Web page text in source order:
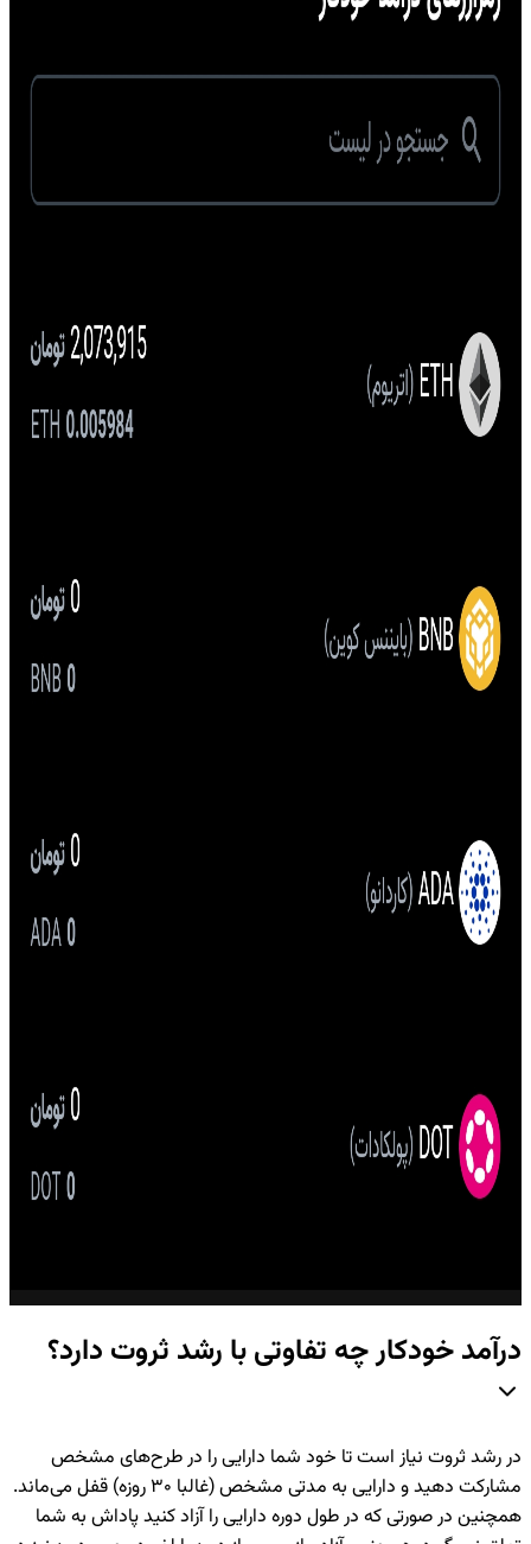
درآمد خودکار چه تفاوتی با رشد ثروت دارد؟
در رشد ثروت نیاز است تا خود شما دارایی را در طرح‌های مشخص
مشارکت دهید و دارایی به مدتی مشخص (غالبا ۳۰ روزه) قفل می‌ماند.
همچنین در صورتی که در طول دوره دارایی را آزاد کنید پاداش به شما